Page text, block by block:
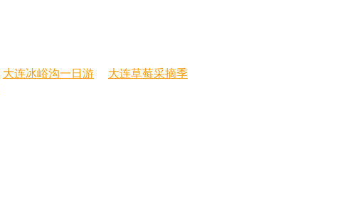
大连冰峪沟一日游
大连草莓采摘季